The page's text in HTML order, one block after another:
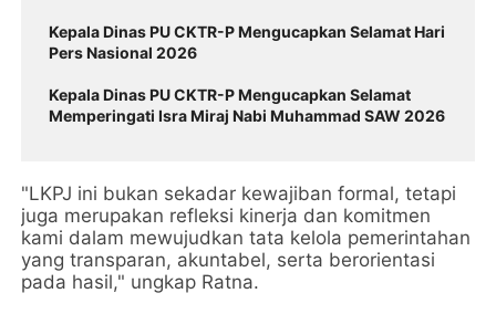
Kepala Dinas PU CKTR-P Mengucapkan Selamat Hari
Pers Nasional 2026
Kepala Dinas PU CKTR-P Mengucapkan Selamat
Memperingati Isra Miraj Nabi Muhammad SAW 2026
"LKPJ ini bukan sekadar kewajiban formal, tetapi
juga merupakan refleksi kinerja dan komitmen
kami dalam mewujudkan tata kelola pemerintahan
yang transparan, akuntabel, serta berorientasi
pada hasil," ungkap Ratna.